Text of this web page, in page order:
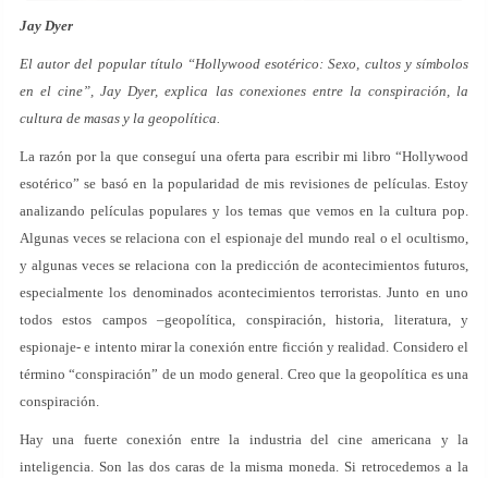
Jay Dyer
El autor del popular título “Hollywood esotérico: Sexo, cultos y símbolos
en el cine”, Jay Dyer, explica las conexiones entre la conspiración, la
cultura de masas y la geopolítica.
La razón por la que conseguí una oferta para escribir mi libro “Hollywood
esotérico” se basó en la popularidad de mis revisiones de películas. Estoy
analizando películas populares y los temas que vemos en la cultura pop.
Algunas veces se relaciona con el espionaje del mundo real o el ocultismo,
y algunas veces se relaciona con la predicción de acontecimientos futuros,
especialmente los denominados acontecimientos terroristas. Junto en uno
todos estos campos –geopolítica, conspiración, historia, literatura, y
espionaje- e intento mirar la conexión entre ficción y realidad. Considero el
término “conspiración” de un modo general. Creo que la geopolítica es una
conspiración.
Hay una fuerte conexión entre la industria del cine americana y la
inteligencia. Son las dos caras de la misma moneda. Si retrocedemos a la